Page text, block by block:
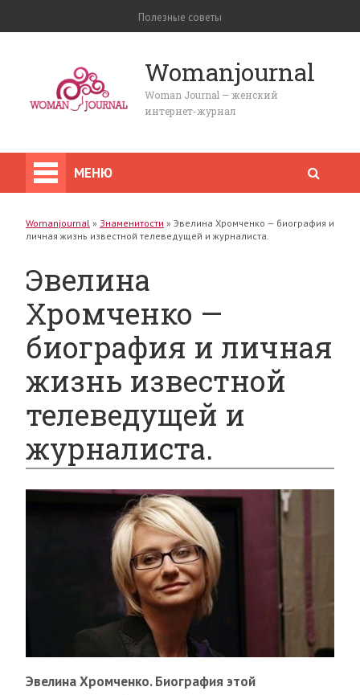
Полезные советы
Womanjournal
Woman Journal — женский
интернет-журнал
МЕНЮ
Womanjournal » Знаменитости » Эвелина Хромченко — биография и
личная жизнь известной телеведущей и журналиста.
Эвелина
Хромченко —
биография и личная
жизнь известной
телеведущей и
журналиста.
Эвелина Хромченко. Биография этой